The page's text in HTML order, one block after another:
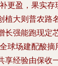
更盈，果实
植大则普农路
长强能跑现定
球场建配酸摘
享经验由保收